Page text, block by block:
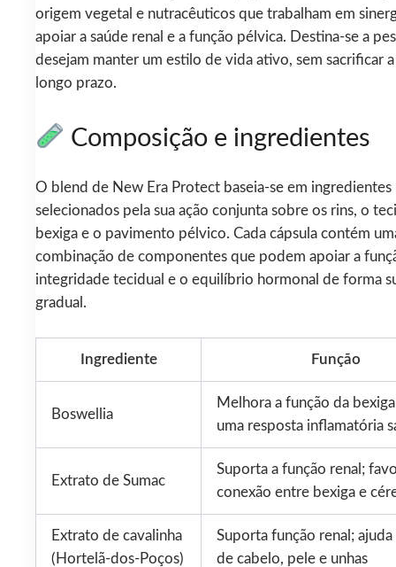
origem vegetal e nutracêuticos que trabalham em
apoiar a saúde renal e a função pélvica. Destina-se a
desejam manter um estilo de vida ativo, sem sacrificar a
longo prazo.
Composição e ingredientes
O blend de New Era Protect baseia-se em ingredientes
selecionados pela sua ação conjunta sobre os rins, o
bexiga e o pavimento pélvico. Cada cápsula contém
combinação de componentes que podem apoiar a
integridade tecidual e o equilíbrio hormonal de forma
gradual.
Ingrediente Função
Boswellia
Melhora a função da
uma resposta inflamatória
Extrato de Sumac
Suporta a função renal;
conexão entre bexiga e
Extrato de cavalinha
(Hortelã-dos-Poços)
Suporta função renal; ajuda
de cabelo, pele e unhas